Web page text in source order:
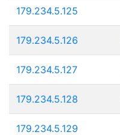
179.234.5.125
179.234.5.126
179.234.5.127
179.234.5.128
179.234.5.129